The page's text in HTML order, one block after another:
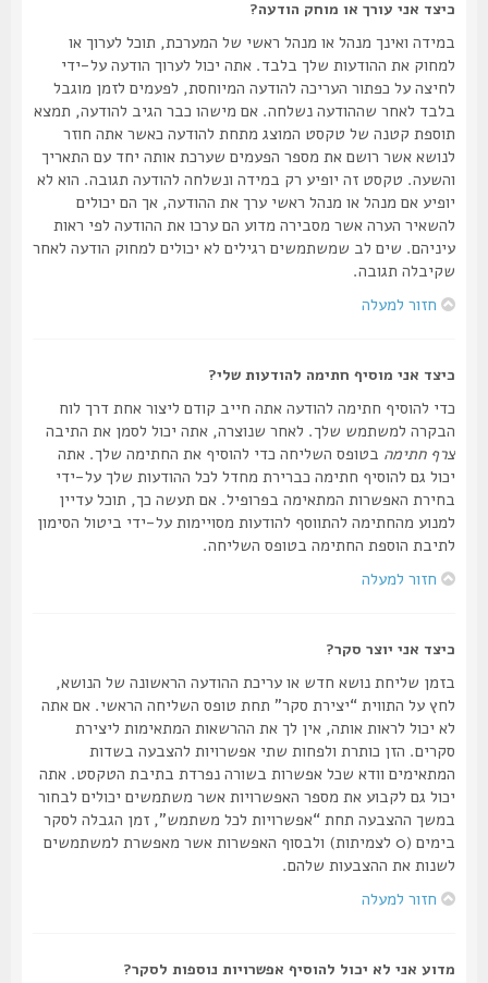
כיצד אני עורך או מוחק הודעה?
במידה ואינך מנהל או מנהל ראשי של המערכת, תוכל לערוך או
למחוק את ההודעות שלך בלבד. אתה יכול לערוך הודעה על-ידי
לחיצה על כפתור העריכה להודעה המיוחסת, לפעמים לזמן מוגבל
בלבד לאחר שההודעה נשלחה. אם מישהו כבר הגיב להודעה, תמצא
תוספת קטנה של טקסט המוצג מתחת להודעה כאשר אתה חוזר
לנושא אשר רושם את מספר הפעמים שערכת אותה יחד עם התאריך
והשעה. טקסט זה יופיע רק במידה ונשלחה להודעה תגובה. הוא לא
יופיע אם מנהל או מנהל ראשי ערך את ההודעה, אך הם יכולים
להשאיר הערה אשר מסבירה מדוע הם ערכו את ההודעה לפי ראות
עיניהם. שים לב שמשתמשים רגילים לא יכולים למחוק הודעה לאחר
שקיבלה תגובה.
חזור למעלה
כיצד אני מוסיף חתימה להודעות שלי?
כדי להוסיף חתימה להודעה אתה חייב קודם ליצור אחת דרך לוח
הבקרה למשתמש שלך. לאחר שנוצרה, אתה יכול לסמן את התיבה
צרף חתימהבטופס השליחה כדי להוסיף את החתימה שלך. אתה
יכול גם להוסיף חתימה כברירת מחדל לכל ההודעות שלך על-ידי
בחירת האפשרות המתאימה בפרופיל. אם תעשה כך, תוכל עדיין
למנוע מהחתימה להתווסף להודעות מסויימות על-ידי ביטול הסימון
לתיבת הוספת החתימה בטופס השליחה.
חזור למעלה
כיצד אני יוצר סקר?
בזמן שליחת נושא חדש או עריכת ההודעה הראשונה של הנושא,
לחץ על התווית “יצירת סקר” תחת טופס השליחה הראשי. אם אתה
לא יכול לראות אותה, אין לך את ההרשאות המתאימות ליצירת
סקרים. הזן כותרת ולפחות שתי אפשרויות להצבעה בשדות
המתאימים וודא שכל אפשרות בשורה נפרדת בתיבת הטקסט. אתה
יכול גם לקבוע את מספר האפשרויות אשר משתמשים יכולים לבחור
במשך ההצבעה תחת “אפשרויות לכל משתמש”, זמן הגבלה לסקר
בימים (0 לצמיתות) ולבסוף האפשרות אשר מאפשרת למשתמשים
לשנות את ההצבעות שלהם.
חזור למעלה
מדוע אני לא יכול להוסיף אפשרויות נוספות לסקר?